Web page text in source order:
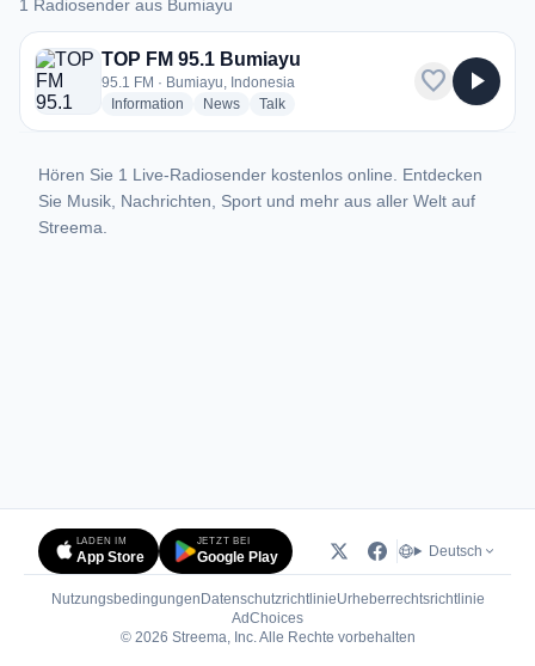
1 Radiosender aus Bumiayu
1 Radiosender aus Bumiayu
TOP FM 95.1 Bumiayu
95.1 FM · Bumiayu, Indonesia
Information radio stations
Newsradio stations
Talkradio stations
favorite play_arrow
Hören Sie 1 Live-Radiosender kostenlos online. Entdecken
Sie Musik, Nachrichten, Sport und mehr aus aller Welt auf
Streema.
LADEN IM
App Store
JETZT BEI
Google Play Deutsch
Nutzungsbedingungen DatenschutzrichtlinieUrheberrechtsrichtlinie
AdChoices(öffnet in neuem Tab)
© 2026 Streema, Inc. Alle Rechte vorbehalten